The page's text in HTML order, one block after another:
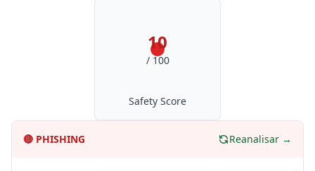
10
/ 100
Safety Score
🔴 PHISHING Reanalisar →